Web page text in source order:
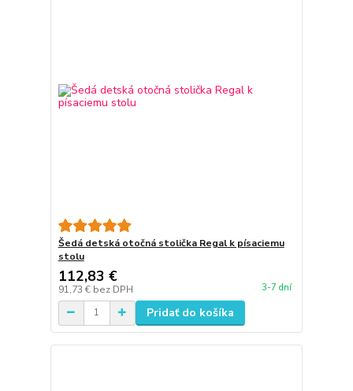
Šedá detská otočná stolička Regal k písaciemu
stolu
112,83 €
91,73 € bez DPH 3-7 dní
Pridať do košíka